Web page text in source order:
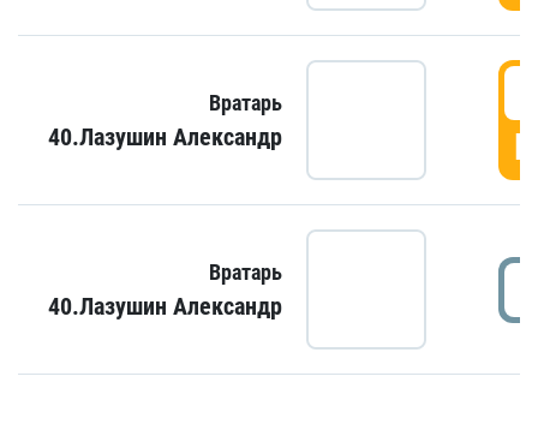
Вратарь
40.Лазушин Александр
Вратарь
40.Лазушин Александр